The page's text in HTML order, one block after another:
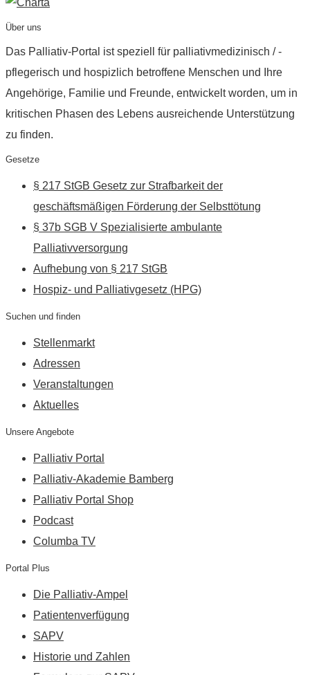
Über uns
Das Palliativ-Portal ist speziell für palliativmedizinisch / -
pflegerisch und hospizlich betroffene Menschen und Ihre
Angehörige, Familie und Freunde, entwickelt worden, um in
kritischen Phasen des Lebens ausreichende Unterstützung
zu finden.
Gesetze
§ 217 StGB Gesetz zur Strafbarkeit der
geschäftsmäßigen Förderung der Selbsttötung
§ 37b SGB V Spezialisierte ambulante
Palliativversorgung
Aufhebung von § 217 StGB
Hospiz- und Palliativgesetz (HPG)
Suchen und finden
Stellenmarkt
Adressen
Veranstaltungen
Aktuelles
Unsere Angebote
Palliativ Portal
Palliativ-Akademie Bamberg
Palliativ Portal Shop
Podcast
Columba TV
Portal Plus
Die Palliativ-Ampel
Patientenverfügung
SAPV
Historie und Zahlen